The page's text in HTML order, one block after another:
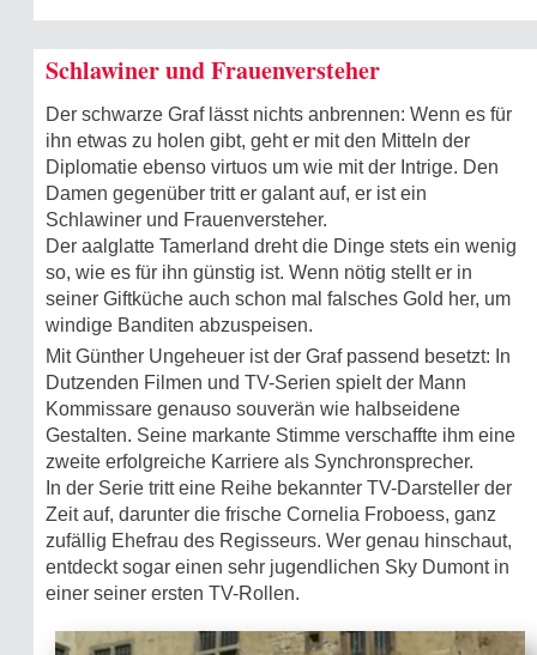
Schlawiner und Frauenversteher
Der schwarze Graf lässt nichts anbrennen: Wenn es für
ihn etwas zu holen gibt, geht er mit den Mitteln der
Diplomatie ebenso virtuos um wie mit der Intrige. Den
Damen gegenüber tritt er galant auf, er ist ein
Schlawiner und Frauenversteher.
Der aalglatte Tamerland dreht die Dinge stets ein wenig
so, wie es für ihn günstig ist. Wenn nötig stellt er in
seiner Giftküche auch schon mal falsches Gold her, um
windige Banditen abzuspeisen.
Mit Günther Ungeheuer ist der Graf passend besetzt: In
Dutzenden Filmen und TV-Serien spielt der Mann
Kommissare genauso souverän wie halbseidene
Gestalten. Seine markante Stimme verschaffte ihm eine
zweite erfolgreiche Karriere als Synchronsprecher.
In der Serie tritt eine Reihe bekannter TV-Darsteller der
Zeit auf, darunter die frische Cornelia Froboess, ganz
zufällig Ehefrau des Regisseurs. Wer genau hinschaut,
entdeckt sogar einen sehr jugendlichen Sky Dumont in
einer seiner ersten TV-Rollen.